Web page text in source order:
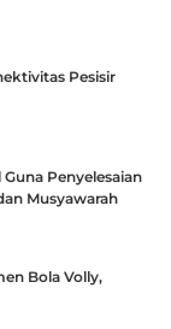
Pesisir
Penyelesaian
Musyawarah
Bola Volly,